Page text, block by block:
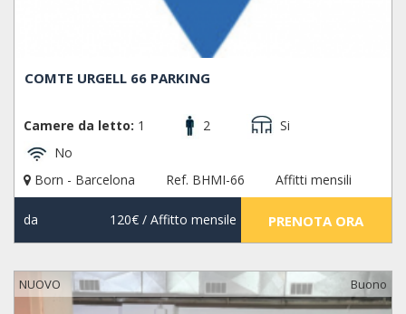
COMTE URGELL 66 PARKING
Camere da letto: 1 2
Si
No
Born - Barcelona
Ref. BHMI-66 Affitti mensili
da 120€/ Affitto mensile PRENOTA ORA
NUOVO Buono